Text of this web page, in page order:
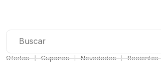
Ofertas ❘ Cupones ❘ Novedades ❘ Recientes